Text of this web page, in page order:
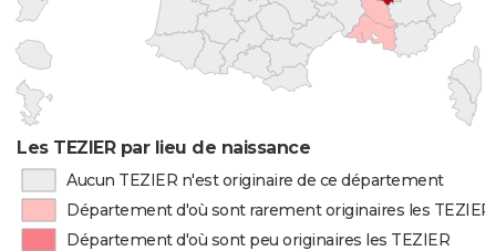
Les TEZIER par lieu de naissance
Aucun TEZIER n'est originaire de ce département
Département d'où sont rarement originaires les TEZIER
Département d'où sont peu originaires les TEZIER